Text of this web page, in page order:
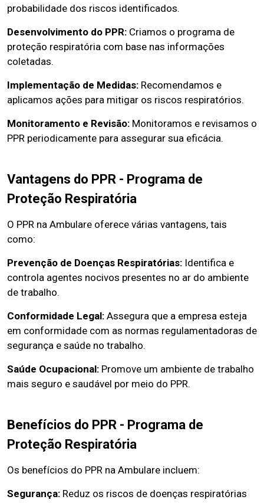
probabilidade dos riscos identificados.
Desenvolvimento do PPR: Criamos o programa de
proteção respiratória com base nas informações
coletadas.
Implementação de Medidas: Recomendamos e
aplicamos ações para mitigar os riscos respiratórios.
Monitoramento e Revisão: Monitoramos e revisamos o
PPR periodicamente para assegurar sua eficácia.
Vantagens do PPR - Programa de
Proteção Respiratória
O PPR na Ambulare oferece várias vantagens, tais
como:
Prevenção de Doenças Respiratórias: Identifica e
controla agentes nocivos presentes no ar do ambiente
de trabalho.
Conformidade Legal: Assegura que a empresa esteja
em conformidade com as normas regulamentadoras de
segurança e saúde no trabalho.
Saúde Ocupacional: Promove um ambiente de trabalho
mais seguro e saudável por meio do PPR.
Benefícios do PPR - Programa de
Proteção Respiratória
Os benefícios do PPR na Ambulare incluem:
Segurança: Reduz os riscos de doenças respiratórias